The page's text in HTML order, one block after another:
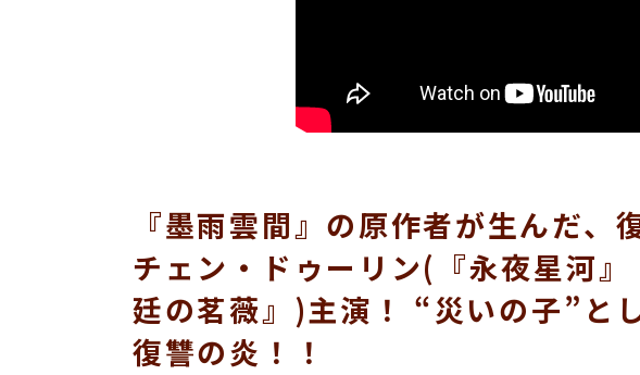
『墨雨雲間』の原作者が生んだ、
チェン・ドゥーリン(『永夜星河
廷の茗薇』)主演！ “災いの子”と
復讐の炎！！